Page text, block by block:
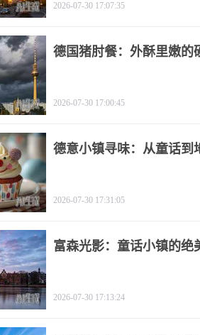
2026-07-30 17:07:35
德国猪肘餐：外酥里嫩的
2026-07-30 17:00:45
德意小镇寻味：从童话到
2026-07-30 17:31:05
富森光影：童话小镇的绝
2026-07-30 17:13:24